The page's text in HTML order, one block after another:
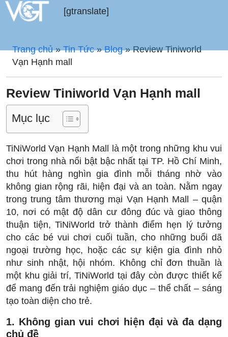
[gtranslate]
Trang chủ»Tin Tức»Blog»Review Tiniworld
Vạn Hạnh mall
Review Tiniworld Vạn Hạnh mall
Mục lục
TiNiWorld Vạn Hạnh Mall là một trong những khu vui
chơi trong nhà nổi bật bậc nhất tại TP. Hồ Chí Minh,
thu hút hàng nghìn gia đình mỗi tháng nhờ vào
không gian rộng rãi, hiện đại và an toàn. Nằm ngay
trong trung tâm thương mại Vạn Hạnh Mall – quận
10, nơi có mật độ dân cư đông đúc và giao thông
thuận tiện, TiNiWorld trở thành điểm hẹn lý tưởng
cho các bé vui chơi cuối tuần, cho những buổi dã
ngoại trường học, hoặc các sự kiện gia đình nhỏ
như sinh nhật, hội nhóm. Không chỉ đơn thuần là
một khu giải trí, TiNiWorld tại đây còn được thiết kế
để mang đến trải nghiệm giáo dục – thể chất – sáng
tạo toàn diện cho trẻ.
1. Không gian vui chơi hiện đại và đa dạng
chủ đề